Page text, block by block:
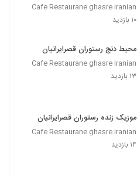
Cafe Restaurane ghasre iranian
۱۰ بازدید
محیط دنج رستوران قصرایرانیان
Cafe Restaurane ghasre iranian
۱۳ بازدید
موزیک زنده رستوران قصرایرانیان
Cafe Restaurane ghasre iranian
۱۴ بازدید